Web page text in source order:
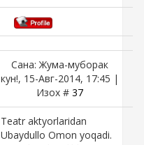
Сана: Жума-муборак
кун!, 15-Авг-2014, 17:45 |
Изох # 37
Teatr aktyorlaridan
Ubaydullo Omon yoqadi.